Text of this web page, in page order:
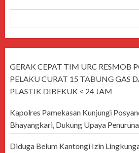
GERAK CEPAT TIM URC RESMOB
PELAKU CURAT 15 TABUNG GAS
PLASTIK DIBEKUK < 24 JAM
Kapolres Pamekasan Kunjungi
Bhayangkari, Dukung Upaya
Diduga Belum Kantongi Izin